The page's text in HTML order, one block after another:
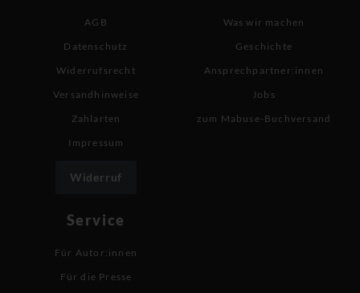
AGB
Datenschutz
Widerrufsrecht
Versandhinweise
Zahlarten
Impressum
Widerruf
Was wir machen
Geschichte
Ansprechpartner:innen
Jobs
zum Mabuse-Buchversand
Service
Für Autor:innen
Für die Presse